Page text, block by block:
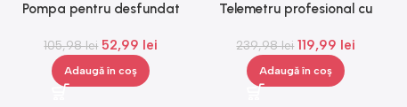
Pompa pentru desfundat
105,98lei 52,99 lei
Adaugă în coș
Telemetru profesional cu
239,98lei 119,99 lei
Adaugă în coș